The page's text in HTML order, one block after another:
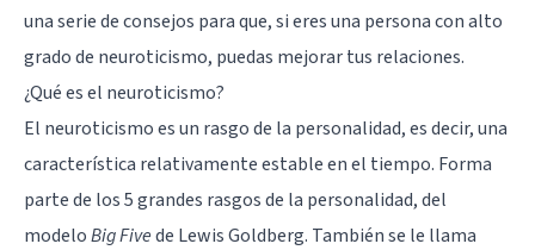
una serie de consejos para que, si eres una persona con alto
grado de neuroticismo, puedas mejorar tus relaciones.
¿Qué es el neuroticismo?
El neuroticismo es un rasgo de la personalidad, es decir, una
característica relativamente estable en el tiempo. Forma
parte de los 5 grandes rasgos de la personalidad, del
modeloBig Fivede Lewis Goldberg. También se le llama